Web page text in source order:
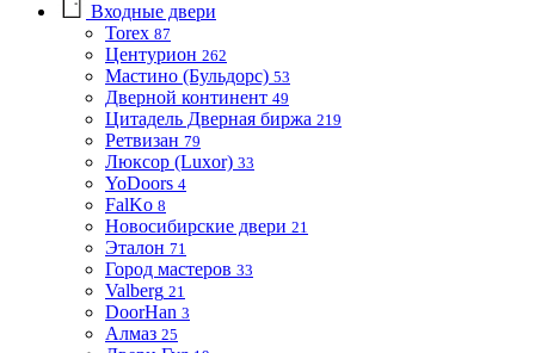
Входные двери
Torex 87
Центурион 262
Мастино (Бульдорс) 53
Дверной континент 49
Цитадель Дверная биржа 219
Ретвизан 79
Люксор (Luxor) 33
YoDoors 4
FalKo 8
Новосибирские двери 21
Эталон 71
Город мастеров 33
Valberg 21
DoorHan 3
Алмаз 25